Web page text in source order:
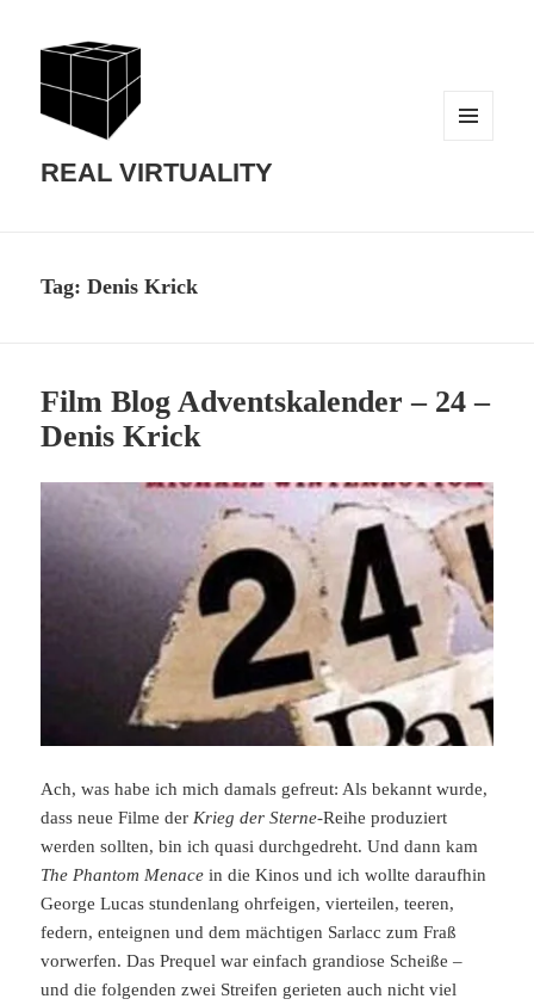
REAL VIRTUALITY
Tag:Denis Krick
Film Blog Adventskalender – 24 –
Denis Krick
Ach, was habe ich mich damals gefreut: Als bekannt wurde,
dass neue Filme der Krieg der Sterne-Reihe produziert
werden sollten, bin ich quasi durchgedreht. Und dann kam
The Phantom Menace in die Kinos und ich wollte daraufhin
George Lucas stundenlang ohrfeigen, vierteilen, teeren,
federn, enteignen und dem mächtigen Sarlacc zum Fraß
vorwerfen. Das Prequel war einfach grandiose Scheiße –
und die folgenden zwei Streifen gerieten auch nicht viel